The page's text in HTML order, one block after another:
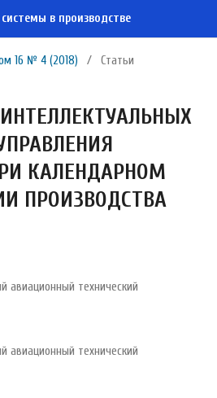
в производстве
16 № 4 (2018) / Статьи
КАЛЕНДАРНОМ
ПРОИЗВОДСТВА
авиационный технический
авиационный технический